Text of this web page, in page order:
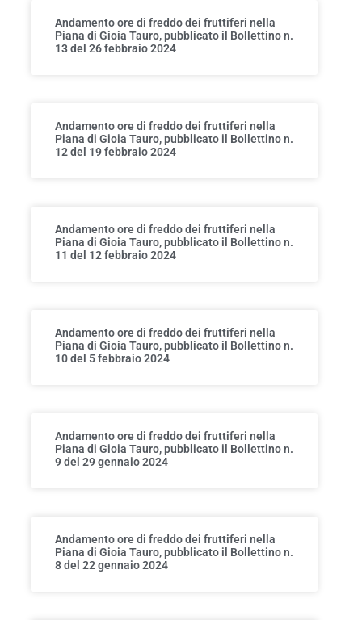
Andamento ore di freddo dei fruttiferi nella
Piana di Gioia Tauro, pubblicato il Bollettino n.
13 del 26 febbraio 2024
Andamento ore di freddo dei fruttiferi nella
Piana di Gioia Tauro, pubblicato il Bollettino n.
12 del 19 febbraio 2024
Andamento ore di freddo dei fruttiferi nella
Piana di Gioia Tauro, pubblicato il Bollettino n.
11 del 12 febbraio 2024
Andamento ore di freddo dei fruttiferi nella
Piana di Gioia Tauro, pubblicato il Bollettino n.
10 del 5 febbraio 2024
Andamento ore di freddo dei fruttiferi nella
Piana di Gioia Tauro, pubblicato il Bollettino n.
9 del 29 gennaio 2024
Andamento ore di freddo dei fruttiferi nella
Piana di Gioia Tauro, pubblicato il Bollettino n.
8 del 22 gennaio 2024